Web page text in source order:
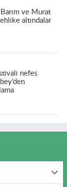
ve Murat
altındalar
nefes